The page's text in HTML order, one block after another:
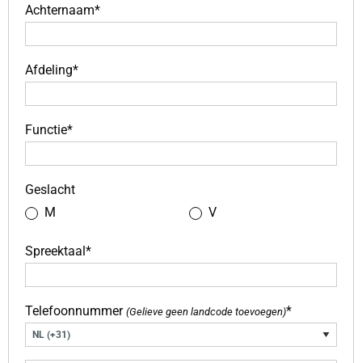
Achternaam*
Afdeling*
Functie*
Geslacht
M
V
Spreektaal*
Telefoonnummer (Gelieve geen landcode toevoegen)*